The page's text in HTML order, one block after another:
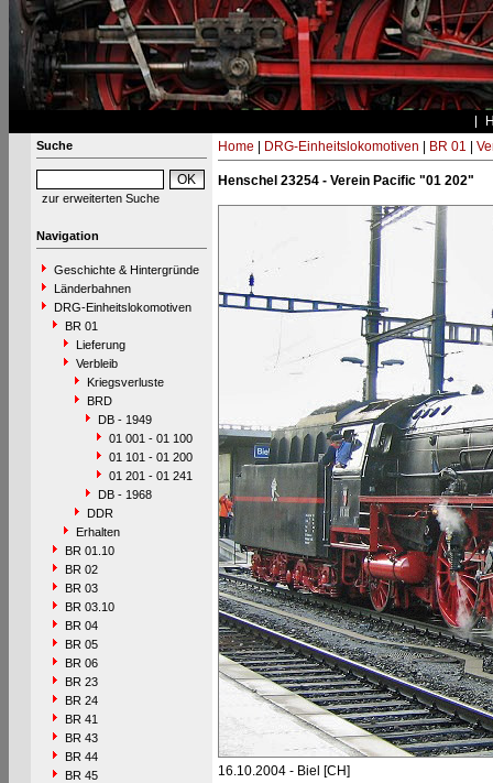
Suche
zur erweiterten Suche
Navigation
Geschichte & Hintergründe
Länderbahnen
DRG-Einheitslokomotiven
BR 01
Lieferung
Verbleib
Kriegsverluste
BRD
DB - 1949
01 001 - 01 100
01 101 - 01 200
01 201 - 01 241
DB - 1968
DDR
Erhalten
BR 01.10
BR 02
BR 03
BR 03.10
BR 04
BR 05
BR 06
BR 23
BR 24
BR 41
BR 43
BR 44
BR 45
Home DRG-Einheitslokomotiven BR 01
Henschel 23254 - Verein Pacific "01 202"
16.10.2004 - Biel [CH]